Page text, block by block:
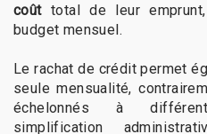
coûttotal de leur
budget mensuel.
Le rachat de crédit permet
seule mensualité,
échelonnés à
simplification